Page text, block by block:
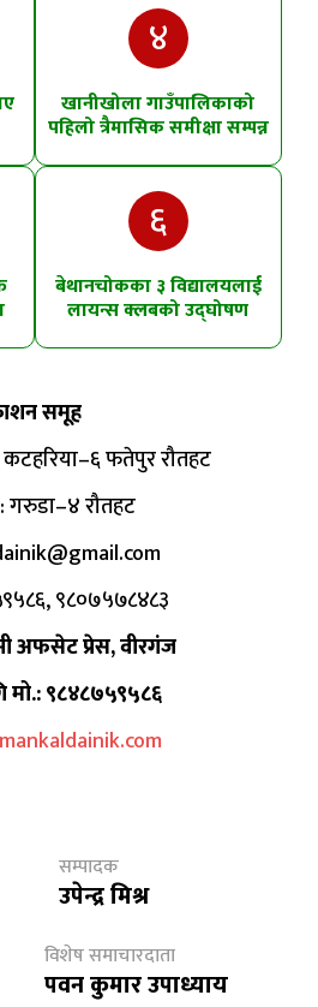
४
खानीखोला गाउँपालिकाको
पहिलो त्रैमासिक समीक्षा सम्पन्न
६
बेथानचोकका ३ विद्यालयलाई
लायन्स क्लबको उद्घोषण
समूह
कटहरिया–६ फतेपुर रौतहट
गरुडा–४ रौतहट
९८०७५७८४८३
अफसेट प्रेस, वीरगंज
मो.: ९८४८७५९५८६
सम्पादक
उपेन्द्र मिश्र
विशेष समाचारदाता
पवन कुमार उपाध्याय